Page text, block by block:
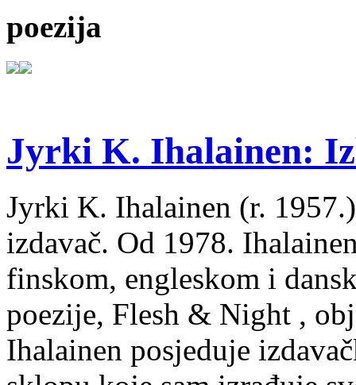
poezija
Jyrki K. Ihalainen:
Jyrki K. Ihalainen (r.
izdavač. Od 1978.
finskom, engleskom i
poezije, Flesh & Night ,
Ihalainen posjeduje